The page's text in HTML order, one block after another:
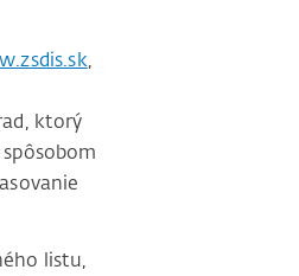
,
ktorý
listu,